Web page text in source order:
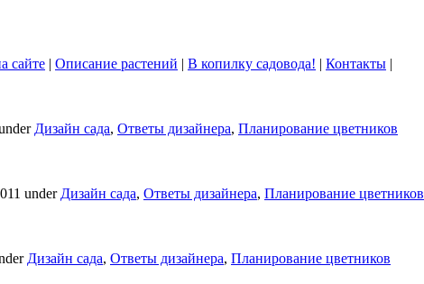
сайте | Описание растений | В копилку садовода! | Контакты |
Дизайн сада, Ответы дизайнера, Планирование цветников
under Дизайн сада, Ответы дизайнера, Планирование цветников
Дизайн сада, Ответы дизайнера, Планирование цветников